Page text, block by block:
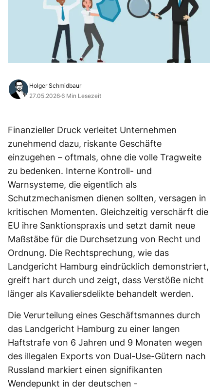
Holger Schmidbaur
27.05.2026·6 Min Lesezeit
Finanzieller Druck verleitet Unternehmen
zunehmend dazu, riskante Geschäfte
einzugehen – oftmals, ohne die volle Tragweite
zu bedenken. Interne Kontroll- und
Warnsysteme, die eigentlich als
Schutzmechanismen dienen sollten, versagen in
kritischen Momenten. Gleichzeitig verschärft die
EU ihre Sanktionspraxis und setzt damit neue
Maßstäbe für die Durchsetzung von Recht und
Ordnung. Die Rechtsprechung, wie das
Landgericht Hamburg eindrücklich demonstriert,
greift hart durch und zeigt, dass Verstöße nicht
länger als Kavaliersdelikte behandelt werden.
Die Verurteilung eines Geschäftsmannes durch
das Landgericht Hamburg zu einer langen
Haftstrafe von 6 Jahren und 9 Monaten wegen
des illegalen Exports von Dual-Use-Gütern nach
Russland markiert einen signifikanten
Wendepunkt in der deutschen ­